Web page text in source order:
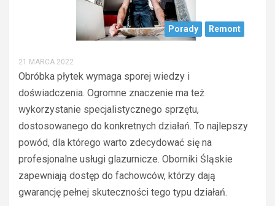
Porady Remont
21 MARCA 2022
Obróbka płytek wymaga sporej wiedzy i
doświadczenia. Ogromne znaczenie ma też
wykorzystanie specjalistycznego sprzętu,
dostosowanego do konkretnych działań. To najlepszy
powód, dla którego warto zdecydować się na
profesjonalne usługi glazurnicze. Oborniki Śląskie
zapewniają dostęp do fachowców, którzy dają
gwarancję pełnej skuteczności tego typu działań.